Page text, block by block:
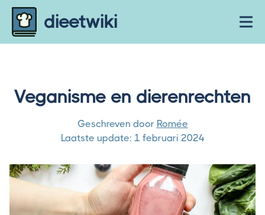
Skip to content
dieetwiki
Veganisme en dierenrechten
Geschreven door Romée
Laatste update: 1 februari 2024